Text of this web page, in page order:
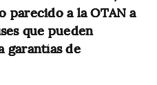
parecido a la OTAN a
que pueden
garantías de